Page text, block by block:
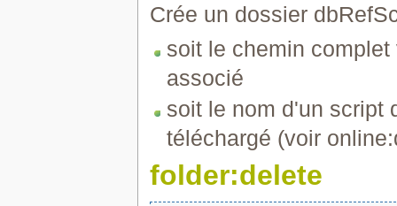
Crée un dossier
soit le chemin
associé
soit le nom d'un script
téléchargé (voir
folder:delete